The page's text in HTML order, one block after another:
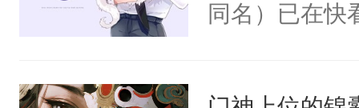
同名）已在快